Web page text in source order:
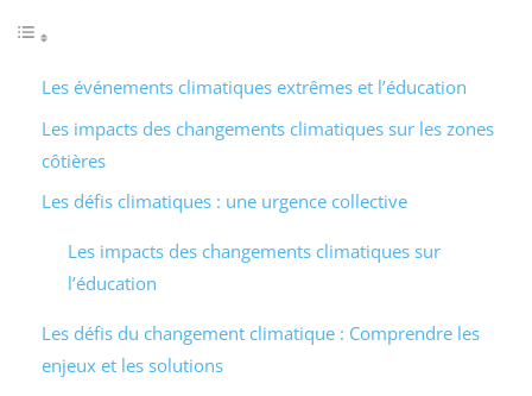
Les événements climatiques extrêmes et l’éducation
Les impacts des changements climatiques sur les zones
côtières
Les défis climatiques : une urgence collective
Les impacts des changements climatiques sur
l’éducation
Les défis du changement climatique : Comprendre les
enjeux et les solutions